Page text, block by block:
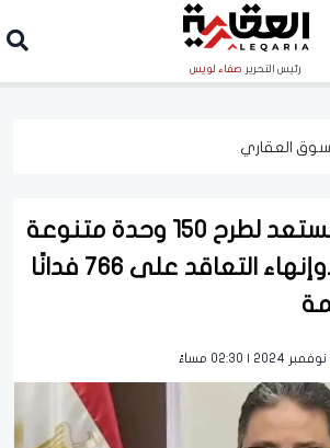
رئيس التحرير صفاء لويس
العقاري
سامح السيد: نستعد لطرح 150 وحدة متنوعة
بهليوبوليس ..وإنهاء التعاقد على 766 فدانًا